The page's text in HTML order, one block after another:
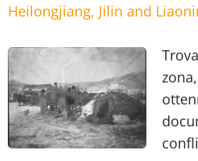
Heilongjiang, Jilin and